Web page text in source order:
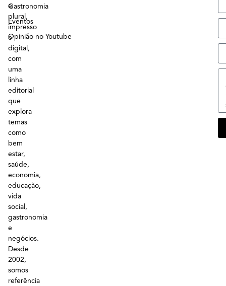
e
plural,
impresso
e
digital,
com
uma
linha
editorial
que
explora
temas
como
bem
estar,
saúde,
economia,
educação,
vida
social,
gastronomia
e
negócios.
Desde
2002,
somos
referência
Gastronomia
Eventos
Opinião no Youtube